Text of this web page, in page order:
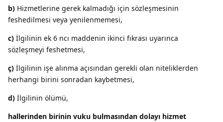
b) Hizmetlerine gerek kalmadığı için sözleşmesinin
feshedilmesi veya yenilenmemesi,
c) İlgilinin ek 6 ncı maddenin ikinci fıkrası uyarınca
sözleşmeyi feshetmesi,
ç) İlgilinin işe alınma açısından gerekli olan niteliklerden
herhangi birini sonradan kaybetmesi,
d) İlgilinin ölümü,
hallerinden birinin vuku bulmasından dolayı hizmet